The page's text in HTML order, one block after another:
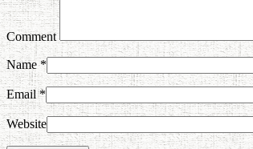
Comment
Name *
Email *
Website